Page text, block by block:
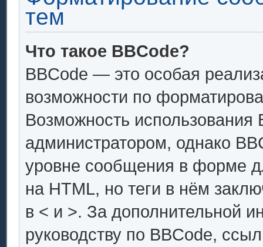
тем
Что такое BBCode?
BBCode — это особая
возможности по
Возможность использования
администратором, однако
уровне сообщения в форме
на HTML, но теги в нём
в < и >. За дополнительной
руководству по BBCode,